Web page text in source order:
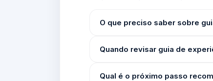
O que preciso saber sobre
Quando revisar guia de
Qual é o próximo passo